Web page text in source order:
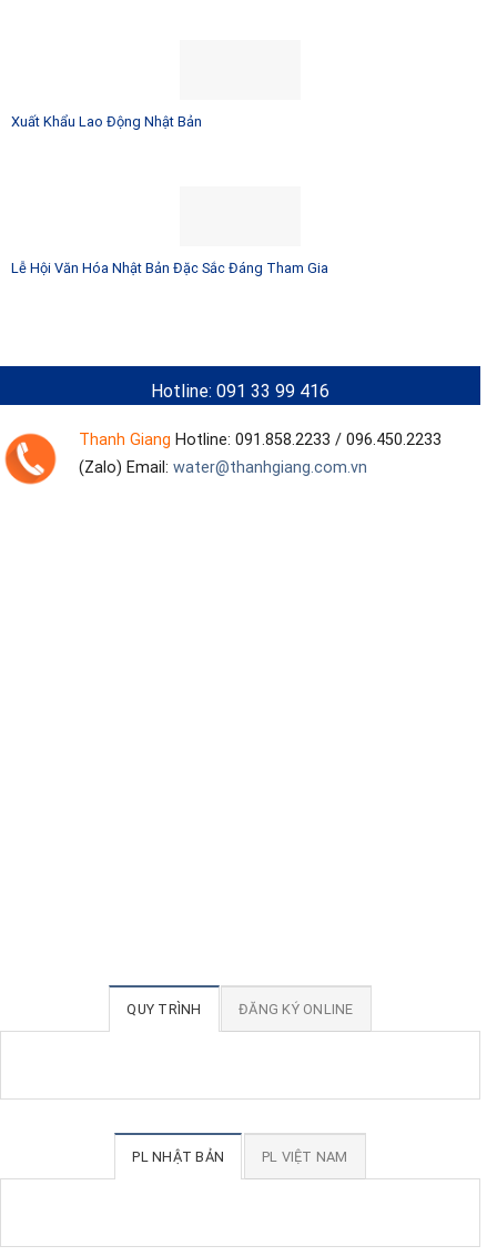
Xuất Khẩu Lao Động Nhật Bản
Lễ Hội Văn Hóa Nhật Bản Đặc Sắc Đáng Tham Gia
Hotline: 091 33 99 416
Thanh Giang Hotline: 091.858.2233 / 096.450.2233
(Zalo) Email: water@thanhgiang.com.vn
QUY TRÌNH ĐĂNG KÝ ONLINE
PL NHẬT BẢN PL VIỆT NAM